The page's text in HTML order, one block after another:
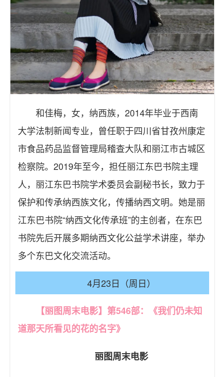
和佳梅，女，纳西族，2014年毕业于西南
大学法制新闻专业，曾任职于四川省甘孜州康定
市食品药品监督管理局稽查大队和丽江市古城区
检察院。2019年至今，担任丽江东巴书院主理
人，丽江东巴书院学术委员会副秘书长，致力于
保护和传承纳西族文化，传播纳西文明。她是丽
江东巴书院“纳西文化传承班”的主创者，在东巴
书院先后开展多期纳西文化公益学术讲座，举办
多个东巴文化交流活动。
4月23日（周日）
【丽图周末电影】第546部：《我们仍未知
道那天所看见的花的名字》
丽图周末电影